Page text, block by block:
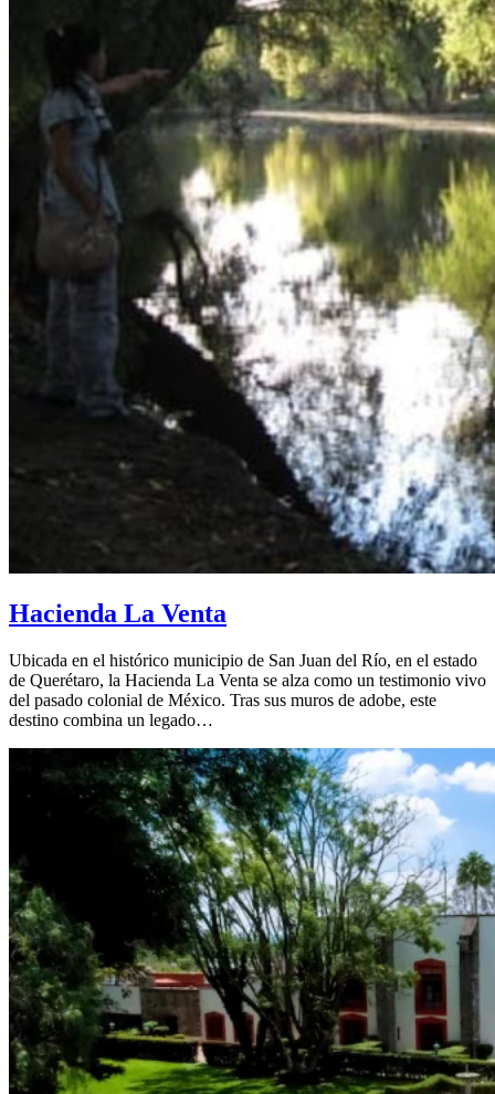
Hacienda La Venta
Ubicada en el histórico municipio de San Juan del Río, en el estado
de Querétaro, la Hacienda La Venta se alza como un testimonio vivo
del pasado colonial de México. Tras sus muros de adobe, este
destino combina un legado…